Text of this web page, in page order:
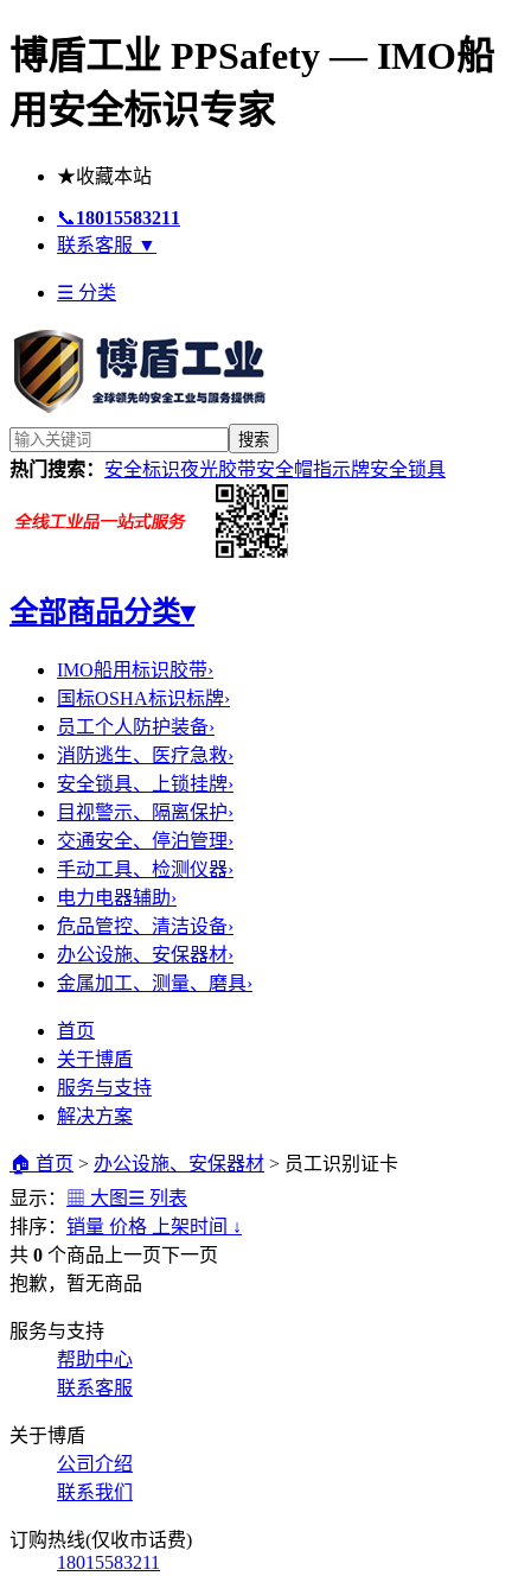
博盾工业 PPSafety — IMO船
用安全标识专家
★收藏本站
📞18015583211
联系客服 ▼
☰ 分类
搜索
热门搜索： 安全标识夜光胶带安全帽指示牌安全锁具
全部商品分类▾
IMO船用标识胶带›
国标OSHA标识标牌›
员工个人防护装备›
消防逃生、医疗急救›
安全锁具、上锁挂牌›
目视警示、隔离保护›
交通安全、停泊管理›
手动工具、检测仪器›
电力电器辅助›
危品管控、清洁设备›
办公设施、安保器材›
金属加工、测量、磨具›
首页
关于博盾
服务与支持
解决方案
🏠 首页 > 办公设施、安保器材 > 员工识别证卡
显示：
▦ 大图 ☰ 列表
排序： 销量 价格 上架时间 ↓
共 0 个商品 上一页下一页
抱歉，暂无商品
服务与支持
帮助中心
联系客服
关于博盾
公司介绍
联系我们
订购热线(仅收市话费)
18015583211